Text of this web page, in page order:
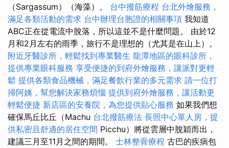
（Sargassum）（海藻）。 台中撥筋療程 台北外燴服務，
滿足各類活動的需求 台中辦理台胞證的相關事項 我知道
ABC正在從電流中脫落，所以這並不是什麼問題。 由於12
月和2月左右的雨季，旅行不是理想的（尤其是在山上）。
附近牙醫診所，輕鬆找到專業醫生 龍潭地區的眼科診所，
提供專業眼科服務 享受便捷的到府外燴服務，讓派對更輕
鬆 提供各類食品機械，滿足餐飲行業的多元需求 請一位打
掃阿姨，幫您解決家務煩惱 提供到府外燴服務，讓活動更
輕鬆便捷 新店區的安養院，為您提供貼心服務 如果我們想
確保馬丘比丘（Machu 台北撥筋療法 長照中心單人房，提
供私密且舒適的居住空間 Picchu）將從雲層中脫穎而出，
建議三月至11月之間的期間。 士林整骨療程 古巴的疾病包